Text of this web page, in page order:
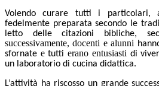
Volendo curare tutti i particolari,
fedelmente preparata secondo le
letto delle citazioni bibliche,
successivamente, docenti e alunni
sfornate etutti erano entusiastidi
un laboratorio di cucina didattica.
L’attività ha riscosso un grande